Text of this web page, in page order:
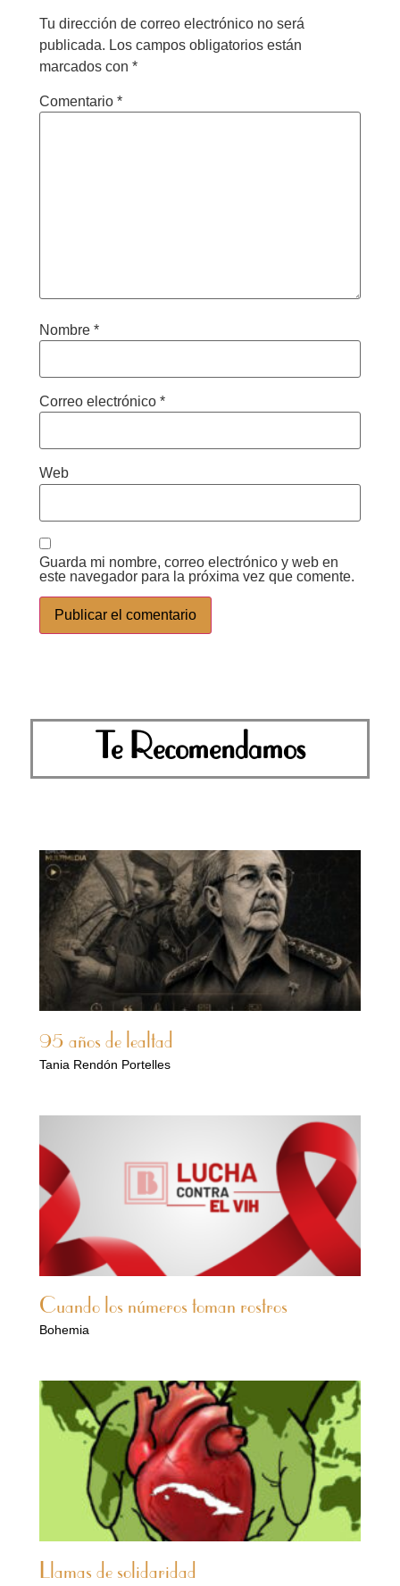
Tu dirección de correo electrónico no será
publicada. Los campos obligatorios están
marcados con *
Comentario *
Nombre *
Correo electrónico *
Web
Guarda mi nombre, correo electrónico y web en
este navegador para la próxima vez que comente.
Te Recomendamos
95 años de lealtad
Tania Rendón Portelles
Cuando los números toman rostros
Bohemia
Llamas de solidaridad